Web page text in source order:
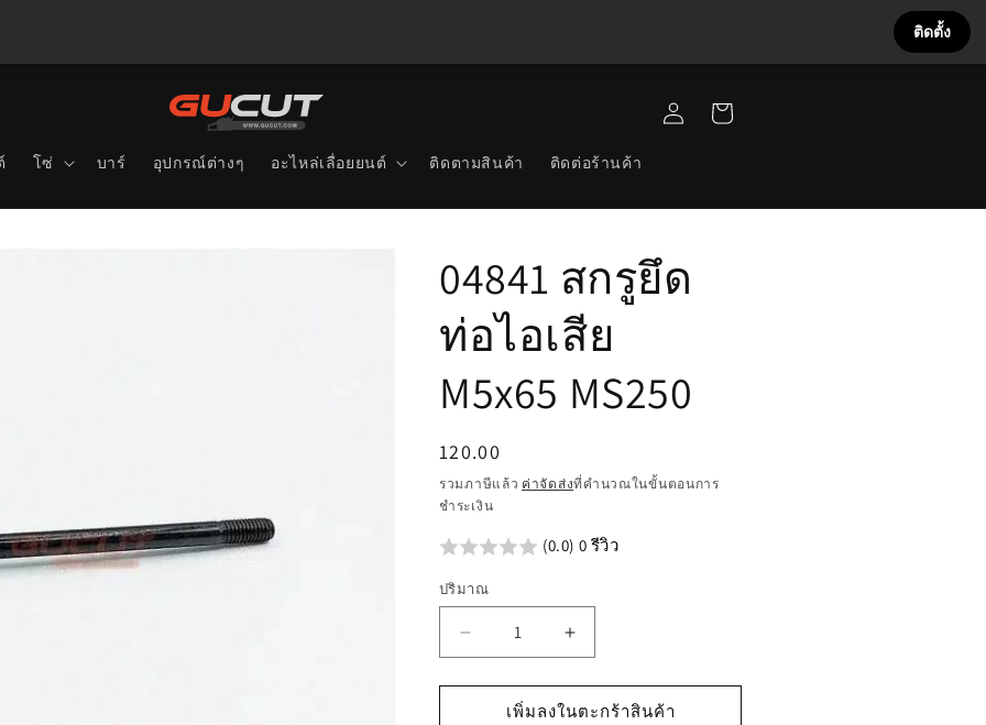
โซ่ บาร์ อุปกรณ์ต่างๆ อะไหล่เลื่อยยนต์ ติดตามสินค้า ติดต่อร้านค้า
ระบบ
สินค้า
04841 สกรูยึด
ท่อไอเสีย
M5x65 MS250
ราคา
ปกติ
120.00
รวมภาษีแล้ว ค่าจัดส่งที่คำนวณในขั้นตอนการ
ชำระเงิน
(0.0) 0 รีวิว
ปริมาณ
สำหรับ
สำหรับ
เพิ่มลงในตะกร้าสินค้า
ติดตั้ง